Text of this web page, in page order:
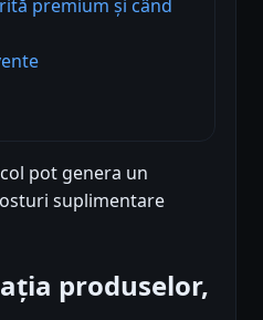
premium și când
pot genera un
suplimentare
produselor,